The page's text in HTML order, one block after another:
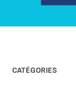
CATÉGORIES